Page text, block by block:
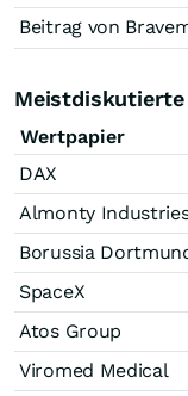
Beitrag von
Meistdiskutierte
Wertpapier
DAX
Almonty
Borussia
SpaceX
Atos Group
Viromed Medical